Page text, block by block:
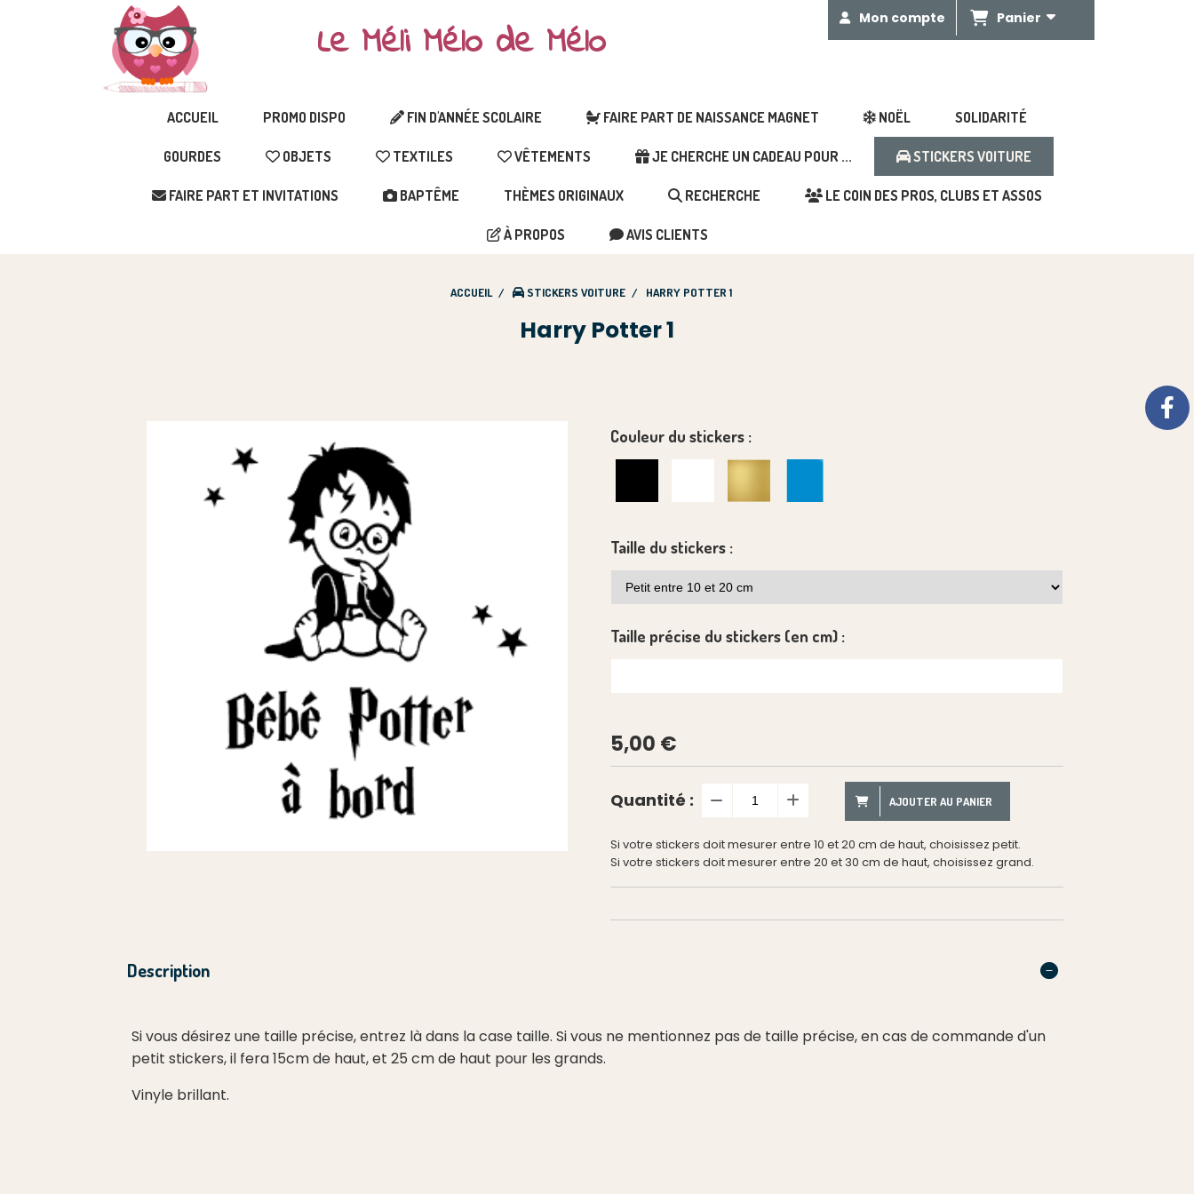
Le Méli Mélo de Mélo Mon compte Panier
ACCUEIL PROMO DISPO FIN D'ANNÉE SCOLAIRE FAIRE PART DE NAISSANCE MAGNET NOËL SOLIDARITÉ
GOURDES OBJETS TEXTILES VÊTEMENTS JE CHERCHE UN CADEAU POUR ... STICKERS VOITURE
FAIRE PART ET INVITATIONS BAPTÊME THÈMES ORIGINAUX RECHERCHE LE COIN DES PROS, CLUBS ET ASSOS
À PROPOS AVIS CLIENTS
ACCUEIL STICKERS VOITURE HARRY POTTER 1
Harry Potter 1
Couleur du stickers :
Taille du stickers :
Taille précise du stickers (en cm) :
5,00 €
Quantité : AJOUTER AU PANIER
Si votre stickers doit mesurer entre 10 et 20 cm de haut, choisissez petit.
Si votre stickers doit mesurer entre 20 et 30 cm de haut, choisissez grand.
Description
Si vous désirez une taille précise, entrez là dans la case taille. Si vous ne mentionnez pas de taille précise, en cas de commande d'un
petit stickers, il fera 15cm de haut, et 25 cm de haut pour les grands.
Vinyle brillant.